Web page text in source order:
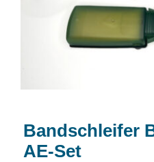
Bandschleifer
AE-Set